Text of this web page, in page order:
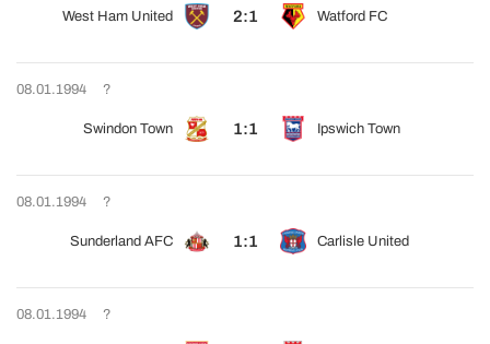
West Ham United 2:1 Watford FC
08.01.1994 ?
Swindon Town 1:1 Ipswich Town
08.01.1994 ?
Sunderland AFC 1:1 Carlisle United
08.01.1994 ?